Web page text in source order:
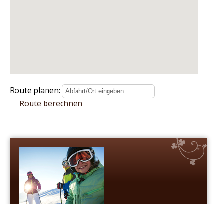
Route planen:
Route berechnen